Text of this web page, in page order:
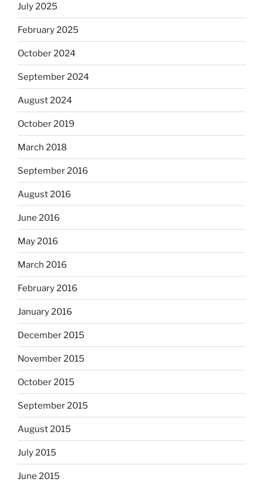
July 2025
February 2025
October 2024
September 2024
August 2024
October 2019
March 2018
September 2016
August 2016
June 2016
May 2016
March 2016
February 2016
January 2016
December 2015
November 2015
October 2015
September 2015
August 2015
July 2015
June 2015